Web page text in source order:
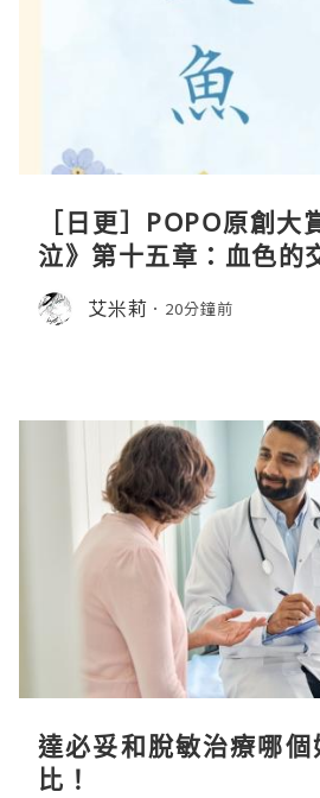
［日更］POPO原創大
泣》第十五章：血色的
艾米莉 20分鐘前
達必妥和脫敏治療哪
比！